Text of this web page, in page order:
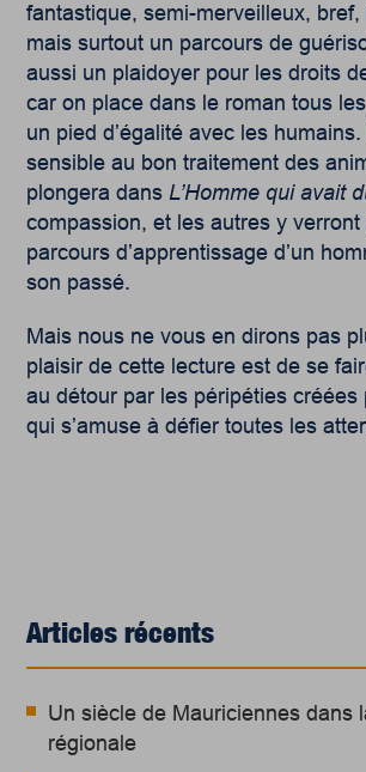
fantastique, semi-merveilleux, bref,
mais surtout un parcours de
aussi un plaidoyer pour les droits
car on place dans le roman tous
un pied d’égalité avec les
sensible au bon traitement des
plongera dansL’Homme qui avait
compassion, et les autres y
parcours d’apprentissage d’un
son passé.
Mais nous ne vous en dirons pas
plaisir de cette lecture est de se
au détour par les péripéties créées
qui s’amuse à défier toutes les
Articles récents
Un siècle de Mauriciennes dans
régionale